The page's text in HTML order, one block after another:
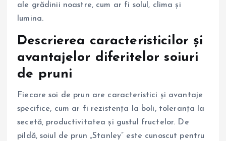
ale grădinii noastre, cum ar fi solul, clima și
lumina.
Descrierea caracteristicilor și
avantajelor diferitelor soiuri
de pruni
Fiecare soi de prun are caracteristici și avantaje
specifice, cum ar fi rezistența la boli, toleranța la
secetă, productivitatea și gustul fructelor. De
pildă, soiul de prun „Stanley” este cunoscut pentru